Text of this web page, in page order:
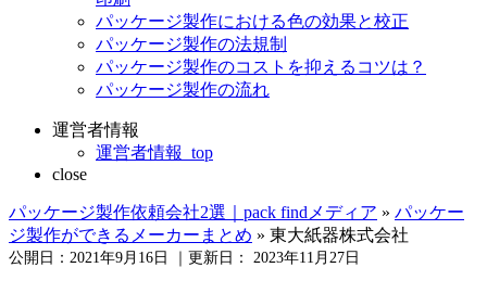
パッケージ製作における色の効果と校正
パッケージ製作の法規制
パッケージ製作のコストを抑えるコツは？
パッケージ製作の流れ
運営者情報
運営者情報_top
close
パッケージ製作依頼会社2選｜pack findメディア » パッケー
ジ製作ができるメーカーまとめ » 東大紙器株式会社
公開日： 2021年9月16日 ｜更新日： 2023年11月27日